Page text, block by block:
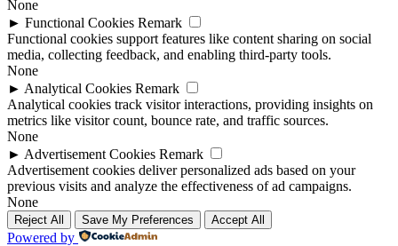
None
► Functional Cookies Remark
Functional cookies support features like content sharing on social
media, collecting feedback, and enabling third-party tools.
None
► Analytical Cookies Remark
Analytical cookies track visitor interactions, providing insights on
metrics like visitor count, bounce rate, and traffic sources.
None
► Advertisement Cookies Remark
Advertisement cookies deliver personalized ads based on your
previous visits and analyze the effectiveness of ad campaigns.
None
Reject All Save My Preferences Accept All
Powered by